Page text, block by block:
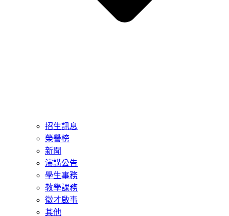
招生訊息
榮譽榜
新聞
演講公告
學生事務
教學課務
徵才啟事
其他